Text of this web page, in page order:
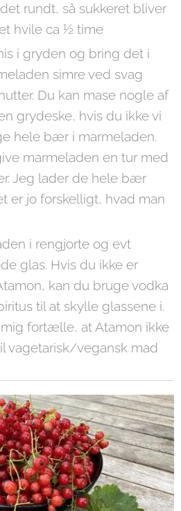
rundt, så sukkeret bliver
hvile ca ½ time
i gryden og bring det i
simre ved svag
Du kan mase nogle af
grydeske, hvis du ikke vi
hele bær i marmeladen.
marmeladen en tur med
Jeg lader de hele bær
er jo forskelligt, hvad man
i rengjorte og evt
glas. Hvis du ikke er
kan du bruge vodka
til at skylle glassene i.
fortælle, at Atamon ikke
vagetarisk/vegansk mad